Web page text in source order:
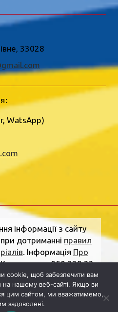
33028
WatsApp)
інформації з сайту
дотриманні правил
. Інформація Про
тел. 050 339 33
.Адреса
2, Рівне, Рівненська
Електронна пошта:
cookie, щоб забезпечити вам
на нашому веб-сайті. Якщо ви
цим сайтом, ми вважатимемо,
задоволені.